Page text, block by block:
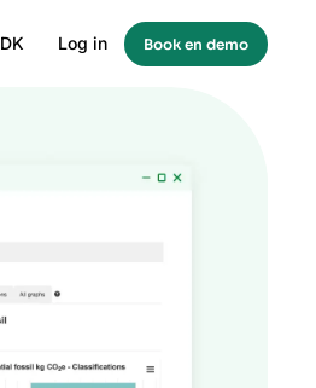
DK Log in Book en demo